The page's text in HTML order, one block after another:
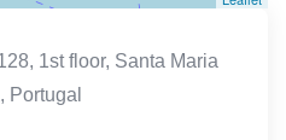
1st floor, Santa Maria
Portugal